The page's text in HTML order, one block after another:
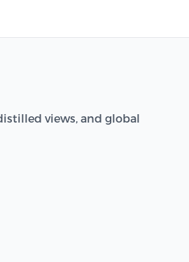
views, and global